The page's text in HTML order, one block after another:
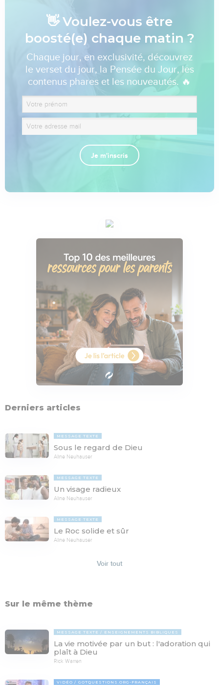
👋 Voulez-vous être
boosté(e) chaque matin ?
Chaque jour, en exclusivité, découvrez
le verset du jour, la Pensée du Jour, les
contenus phares et les nouveautés. 🔥
Je m'inscris
Derniers articles
MESSAGE TEXTE
Sous le regard de Dieu
Aline Neuhauser
MESSAGE TEXTE
Un visage radieux
Aline Neuhauser
MESSAGE TEXTE
Le Roc solide et sûr
Aline Neuhauser
Voir tout
Sur le même thème
MESSAGE TEXTE ENSEIGNEMENTS BIBLIQUES
La vie motivée par un but : l'adoration qui
plaît à Dieu
Rick Warren
VIDÉO GOTQUESTIONS.ORG-FRANÇAIS